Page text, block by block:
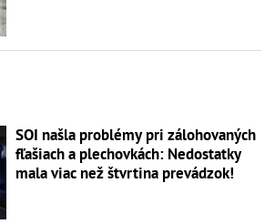
SOI našla problémy pri zálohovaných
fľašiach a plechovkách: Nedostatky
mala viac než štvrtina prevádzok!